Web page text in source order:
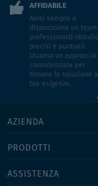
AFFIDABILE
Avrai sempre a
disposizione un team
professionisti
precisi e puntuali.
Usiamo un approccio
consulenziale per
trovare la soluzione
tue esigenze.
AZIENDA
PRODOTTI
ASSISTENZA